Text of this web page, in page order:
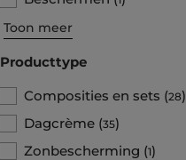
Toon meer
Producttype
Composities en sets (28)
Dagcrème (35)
Zonbescherming (1)